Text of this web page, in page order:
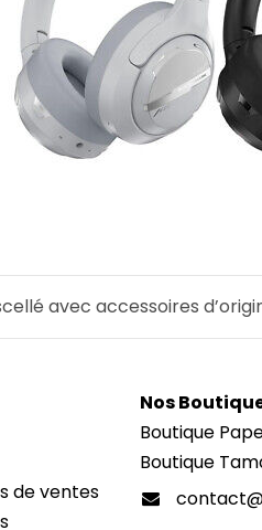
avec accessoires
de ventes
Nos
Boutique
Boutique